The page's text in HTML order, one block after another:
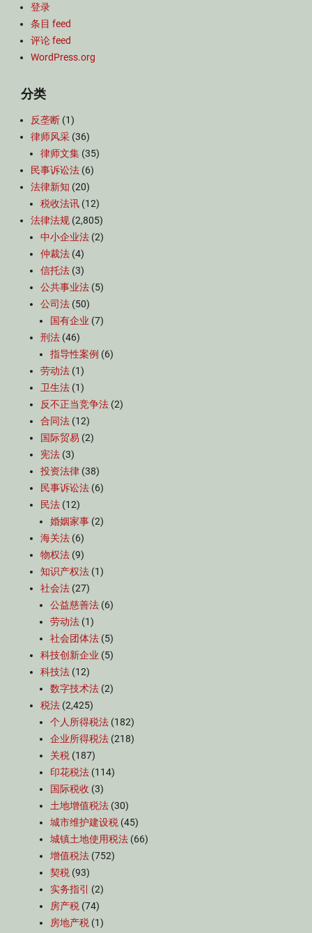
登录
条目 feed
评论 feed
WordPress.org
分类
反垄断 (1)
律师风采 (36)
律师文集 (35)
民事诉讼法 (6)
法律新知 (20)
税收法讯 (12)
法律法规 (2,805)
中小企业法 (2)
仲裁法 (4)
信托法 (3)
公共事业法 (5)
公司法 (50)
国有企业 (7)
刑法 (46)
指导性案例 (6)
劳动法 (1)
卫生法 (1)
反不正当竞争法 (2)
合同法 (12)
国际贸易 (2)
宪法 (3)
投资法律 (38)
民事诉讼法 (6)
民法 (12)
婚姻家事 (2)
海关法 (6)
物权法 (9)
知识产权法 (1)
社会法 (27)
公益慈善法 (6)
劳动法 (1)
社会团体法 (5)
科技创新企业 (5)
科技法 (12)
数字技术法 (2)
税法 (2,425)
个人所得税法 (182)
企业所得税法 (218)
关税 (187)
印花税法 (114)
国际税收 (3)
土地增值税法 (30)
城市维护建设税 (45)
城镇土地使用税法 (66)
增值税法 (752)
契税 (93)
实务指引
(2)
房产税 (74)
房地产税 (1)